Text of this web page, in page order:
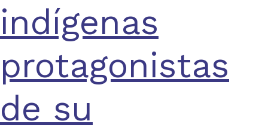
indígenas
protagonistas
de su